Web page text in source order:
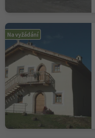
Na vyžádání